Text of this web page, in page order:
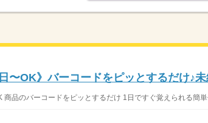
日〜OK》バーコードをピッとするだけ♪
商品のバーコードをピッとするだけ 1日ですぐ覚えられる簡